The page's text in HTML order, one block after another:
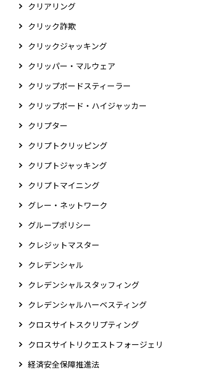
クリアリング
クリック詐欺
クリックジャッキング
クリッパー・マルウェア
クリップボードスティーラー
クリップボード・ハイジャッカー
クリプター
クリプトクリッピング
クリプトジャッキング
クリプトマイニング
グレー・ネットワーク
グループポリシー
クレジットマスター
クレデンシャル
クレデンシャルスタッフィング
クレデンシャルハーベスティング
クロスサイトスクリプティング
クロスサイトリクエストフォージェリ
経済安全保障推進法